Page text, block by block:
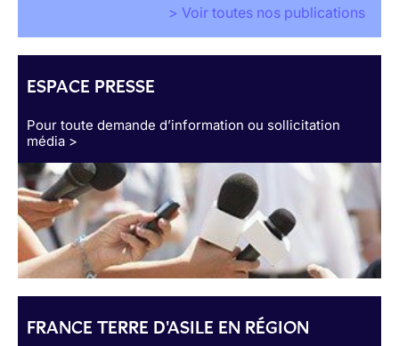
> Voir toutes nos publications
ESPACE PRESSE
Pour toute demande d’information ou sollicitation
média >
FRANCE TERRE D'ASILE EN RÉGION